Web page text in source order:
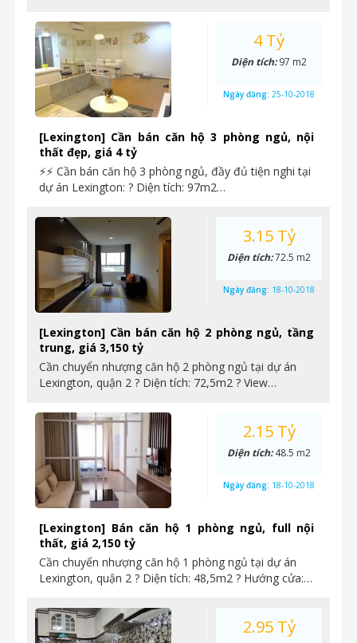
[Lexington] Cần bán căn hộ 3 phòng ngủ, nội
thất đẹp, giá 4 tỷ
⚡⚡ Cần bán căn hộ 3 phòng ngủ, đầy đủ tiện nghi tại
dự án Lexington: ? Diện tích: 97m2…
4 Tỷ
Diện tích:97 m2
Ngày đăng: 25-10-2018
[Lexington] Cần bán căn hộ 2 phòng ngủ, tầng
trung, giá 3,150 tỷ
Cần chuyển nhượng căn hộ 2 phòng ngủ tại dự án
Lexington, quận 2 ? Diện tích: 72,5m2 ? View…
3.15 Tỷ
Diện tích:72.5 m2
Ngày đăng: 18-10-2018
[Lexington] Bán căn hộ 1 phòng ngủ, full nội
thất, giá 2,150 tỷ
Cần chuyển nhượng căn hộ 1 phòng ngủ tại dự án
Lexington, quận 2 ? Diện tích: 48,5m2 ? Hướng cửa:…
2.15 Tỷ
Diện tích:48.5 m2
Ngày đăng: 18-10-2018
2.95 Tỷ